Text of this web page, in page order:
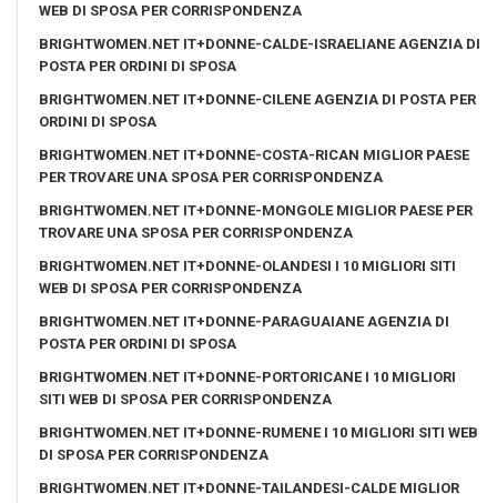
WEB DI SPOSA PER CORRISPONDENZA
BRIGHTWOMEN.NET IT+DONNE-CALDE-ISRAELIANE AGENZIA DI
POSTA PER ORDINI DI SPOSA
BRIGHTWOMEN.NET IT+DONNE-CILENE AGENZIA DI POSTA PER
ORDINI DI SPOSA
BRIGHTWOMEN.NET IT+DONNE-COSTA-RICAN MIGLIOR PAESE
PER TROVARE UNA SPOSA PER CORRISPONDENZA
BRIGHTWOMEN.NET IT+DONNE-MONGOLE MIGLIOR PAESE PER
TROVARE UNA SPOSA PER CORRISPONDENZA
BRIGHTWOMEN.NET IT+DONNE-OLANDESI I 10 MIGLIORI SITI
WEB DI SPOSA PER CORRISPONDENZA
BRIGHTWOMEN.NET IT+DONNE-PARAGUAIANE AGENZIA DI
POSTA PER ORDINI DI SPOSA
BRIGHTWOMEN.NET IT+DONNE-PORTORICANE I 10 MIGLIORI
SITI WEB DI SPOSA PER CORRISPONDENZA
BRIGHTWOMEN.NET IT+DONNE-RUMENE I 10 MIGLIORI SITI WEB
DI SPOSA PER CORRISPONDENZA
BRIGHTWOMEN.NET IT+DONNE-TAILANDESI-CALDE MIGLIOR